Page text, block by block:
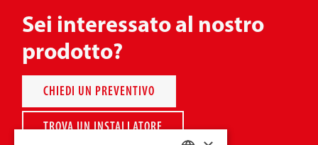
Sei interessato al nostro
prodotto?
CHIEDI UN PREVENTIVO
TROVA UN INSTALLATORE